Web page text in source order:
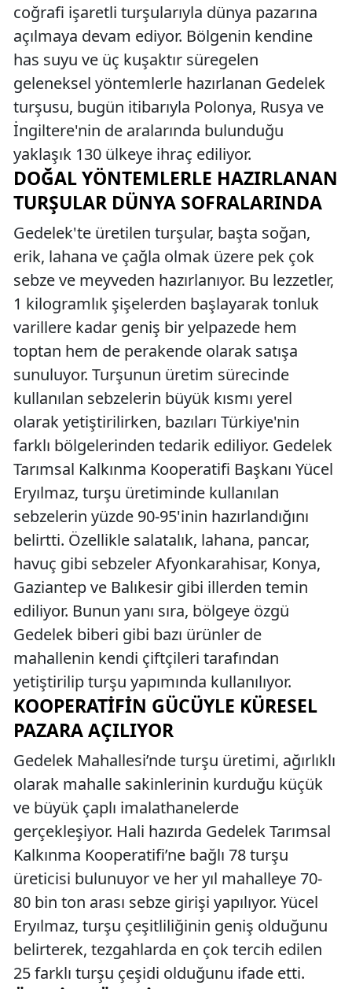
coğrafi işaretli turşularıyla dünya pazarına
açılmaya devam ediyor. Bölgenin kendine
has suyu ve üç kuşaktır süregelen
geleneksel yöntemlerle hazırlanan Gedelek
turşusu, bugün itibarıyla Polonya, Rusya ve
İngiltere'nin de aralarında bulunduğu
yaklaşık 130 ülkeye ihraç ediliyor.
DOĞAL YÖNTEMLERLE HAZIRLANAN
TURŞULAR DÜNYA SOFRALARINDA
Gedelek'te üretilen turşular, başta soğan,
erik, lahana ve çağla olmak üzere pek çok
sebze ve meyveden hazırlanıyor. Bu lezzetler,
1 kilogramlık şişelerden başlayarak tonluk
varillere kadar geniş bir yelpazede hem
toptan hem de perakende olarak satışa
sunuluyor. Turşunun üretim sürecinde
kullanılan sebzelerin büyük kısmı yerel
olarak yetiştirilirken, bazıları Türkiye'nin
farklı bölgelerinden tedarik ediliyor. Gedelek
Tarımsal Kalkınma Kooperatifi Başkanı Yücel
Eryılmaz, turşu üretiminde kullanılan
sebzelerin yüzde 90-95'inin hazırlandığını
belirtti. Özellikle salatalık, lahana, pancar,
havuç gibi sebzeler Afyonkarahisar, Konya,
Gaziantep ve Balıkesir gibi illerden temin
ediliyor. Bunun yanı sıra, bölgeye özgü
Gedelek biberi gibi bazı ürünler de
mahallenin kendi çiftçileri tarafından
yetiştirilip turşu yapımında kullanılıyor.
KOOPERATIFIN GÜCÜYLE KÜRESEL
PAZARA AÇILIYOR
Gedelek Mahallesi’nde turşu üretimi, ağırlıklı
olarak mahalle sakinlerinin kurduğu küçük
ve büyük çaplı imalathanelerde
gerçekleşiyor. Hali hazırda Gedelek Tarımsal
Kalkınma Kooperatifi’ne bağlı 78 turşu
üreticisi bulunuyor ve her yıl mahalleye 70-
80 bin ton arası sebze girişi yapılıyor. Yücel
Eryılmaz, turşu çeşitliliğinin geniş olduğunu
belirterek, tezgahlarda en çok tercih edilen
25 farklı turşu çeşidi olduğunu ifade etti.